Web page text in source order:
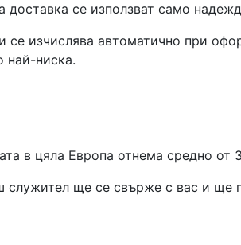
се използват само
се изчислява автоматично при
най-ниска.
в цяла Европа отнема средно от
служител ще се свърже с вас и ще